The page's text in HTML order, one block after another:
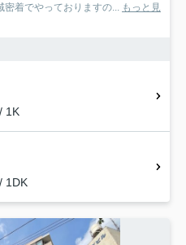
密着でやっておりますの... もっと見
1K
1DK